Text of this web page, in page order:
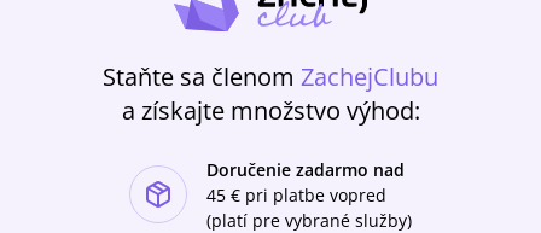
Staňte sa členom ZachejClubu
a získajte množstvo výhod:
Doručenie zadarmo nad
45 € pri platbe vopred
(platí pre vybrané služby)